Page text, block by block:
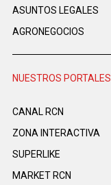
ASUNTOS LEGALES
AGRONEGOCIOS
NUESTROS PORTALES
CANAL RCN
ZONA INTERACTIVA
SUPERLIKE
MARKET RCN